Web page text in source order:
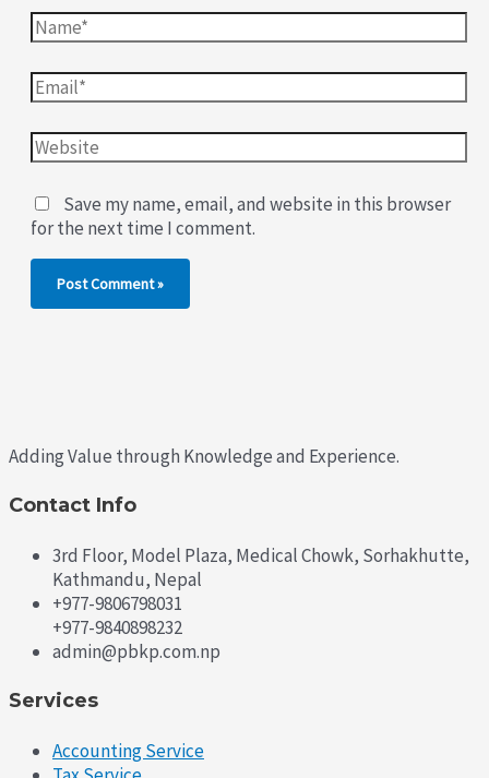
Save my name, email, and website in this browser
for the next time I comment.
Adding Value through Knowledge and Experience.
Contact Info
3rd Floor, Model Plaza, Medical Chowk, Sorhakhutte,
Kathmandu, Nepal
+977-9806798031
+977-9840898232
admin@pbkp.com.np
Services
Accounting Service